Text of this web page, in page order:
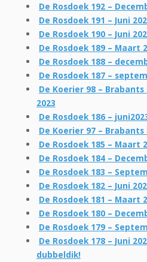
De Rosdoek 192 –
De Rosdoek 191 – Juni
De Rosdoek 190 – Juni
De Rosdoek 189 – Maart
De Rosdoek 188 –
De Rosdoek 187 –
De Koerier 98 –
2023
De Rosdoek 186 –
De Koerier 97 – Brabants
De Rosdoek 185 – Maart
De Rosdoek 184 –
De Rosdoek 183 –
De Rosdoek 182 – Juni
De Rosdoek 181 – Maart
De Rosdoek 180 –
De Rosdoek 179 –
De Rosdoek 178 – Juni
dubbeldik!